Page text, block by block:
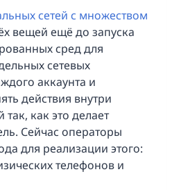
сетей с множеством
вещей ещё до запуска
сред для
сетевых
аккаунта и
действия внутри
как это делает
Сейчас операторы
для реализации этого:
телефонов и